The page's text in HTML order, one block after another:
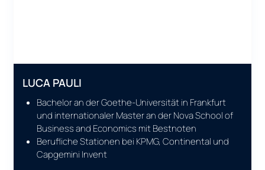
LUCA PAULI
Bachelor an der Goethe-Universität in Frankfurt
und internationaler Master an der Nova School of
Business and Economics mit Bestnoten
Berufliche Stationen bei KPMG, Continental und
Capgemini Invent